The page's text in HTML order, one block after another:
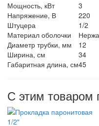
Мощность, кВт
3
Напряжение, В
220
Штуцера
1/2
Материал оболочки
Диаметр трубки, мм
12
Ширина, см
34
Габаритная длина, см45
С этим товаром